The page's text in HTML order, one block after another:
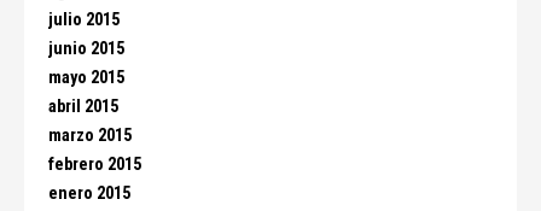
julio 2015
junio 2015
mayo 2015
abril 2015
marzo 2015
febrero 2015
enero 2015